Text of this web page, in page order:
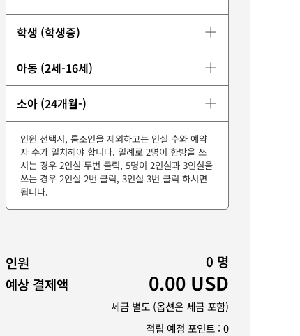
학생 (학생증)
아동 (2세-16세)
소아 (24개월-)
인원 선택시, 룸조인을 제외하고는 인실 수와 예약
자 수가 일치해야 합니다. 일례로 2명이 한방을 쓰
시는 경우 2인실 두번 클릭, 5명이 2인실과 3인실을
쓰는 경우 2인실 2번 클릭, 3인실 3번 클릭 하시면
됩니다.
0 명
인원
0.00 USD
예상 결제액
세금 별도 (옵션은 세금 포함)
적립 예정 포인트 : 0